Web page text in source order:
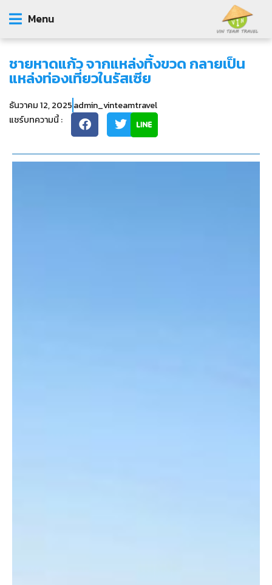
Menu
ชายหาดแก้ว จากแหล่งทิ้งขวด กลายเป็น
แหล่งท่องเที่ยวในรัสเซีย
ธันวาคม 12, 2025admin_vinteamtravel
แชร์บทความนี้ :